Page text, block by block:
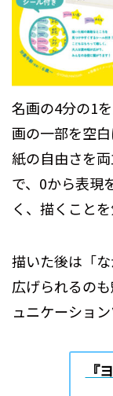
名画の4分の1
画の一部を空
紙の自由さを
で、0から表現
く、描くこと
描いた後は「
広げられるの
ュニケーショ
『